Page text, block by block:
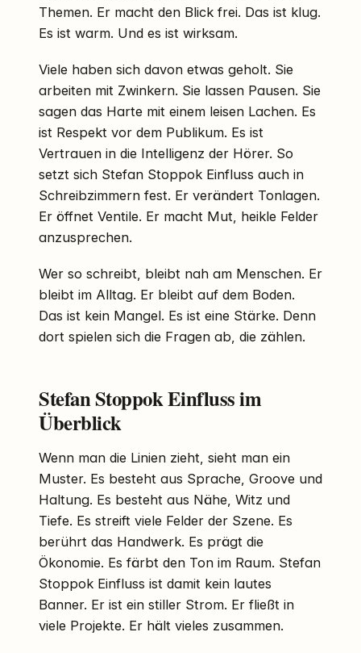
Themen. Er macht den Blick frei. Das ist klug.
Es ist warm. Und es ist wirksam.
Viele haben sich davon etwas geholt. Sie
arbeiten mit Zwinkern. Sie lassen Pausen. Sie
sagen das Harte mit einem leisen Lachen. Es
ist Respekt vor dem Publikum. Es ist
Vertrauen in die Intelligenz der Hörer. So
setzt sich Stefan Stoppok Einfluss auch in
Schreibzimmern fest. Er verändert Tonlagen.
Er öffnet Ventile. Er macht Mut, heikle Felder
anzusprechen.
Wer so schreibt, bleibt nah am Menschen. Er
bleibt im Alltag. Er bleibt auf dem Boden.
Das ist kein Mangel. Es ist eine Stärke. Denn
dort spielen sich die Fragen ab, die zählen.
Stefan Stoppok Einfluss im
Überblick
Wenn man die Linien zieht, sieht man ein
Muster. Es besteht aus Sprache, Groove und
Haltung. Es besteht aus Nähe, Witz und
Tiefe. Es streift viele Felder der Szene. Es
berührt das Handwerk. Es prägt die
Ökonomie. Es färbt den Ton im Raum. Stefan
Stoppok Einfluss ist damit kein lautes
Banner. Er ist ein stiller Strom. Er fließt in
viele Projekte. Er hält vieles zusammen.